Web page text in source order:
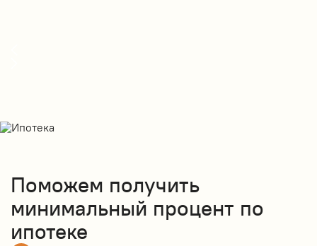
Поможем получить
минимальный процент по
ипотеке